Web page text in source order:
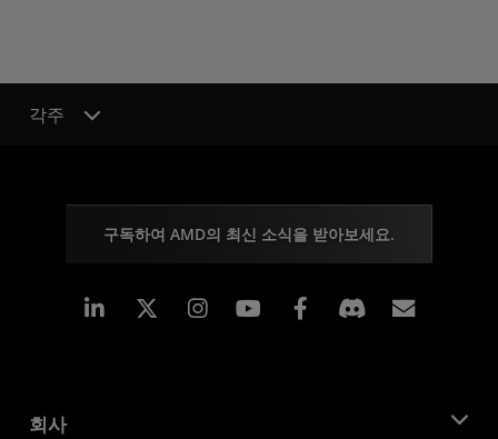
각주
구독하여 AMD의 최신 소식을 받아보세요.
Linkedin Instagram Facebook
회사